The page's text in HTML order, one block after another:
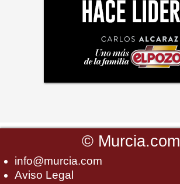
© Murcia.com
info@murcia.com
Aviso Legal